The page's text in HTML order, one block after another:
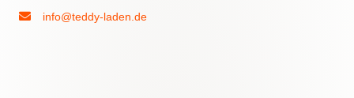
info@teddy-laden.de